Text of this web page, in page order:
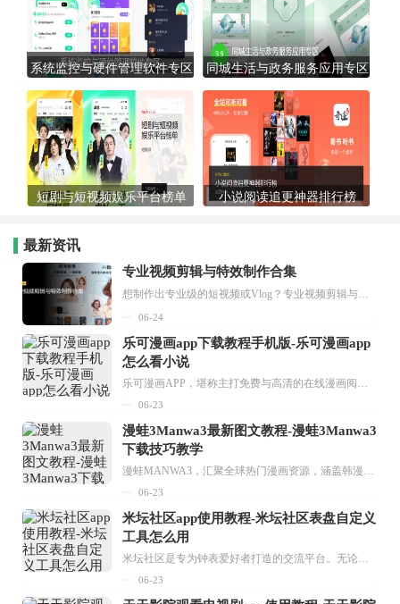
系统监控与硬件管理软件专区 同城生活与政务服务应用专区
短剧与短视频娱乐平台榜单 小说阅读追更神器排行榜
最新资讯
专业视频剪辑与特效制作合集
想制作出专业级的短视频或Vlog？专业视频剪辑与特效制作大全专题为你提供了从剪辑、抠像到特效包装的全套解决方案。无论是添加炫酷的片头、进行精准的视频抠图，还是制...
06-24
乐可漫画app下载教程手机版-乐可漫画app
怎么看小说
乐可漫画APP，堪称主打免费与高清的在线漫画阅读神器。其官方版提供海量完整版漫画资源，无论是国内漫画，还是日漫、韩漫、台漫、美漫等国外漫画，应有尽有，随时供你阅读。只需轻点一下，便能直接进入阅读界面。不仅如此，乐可漫画最新版本更新速度极快，在这里，你总能抢先看到全网一手漫画章节内容！...
06-23
漫蛙3Manwa3最新图文教程-漫蛙3Manwa3
下载技巧教学
漫蛙MANWA3，汇聚全球热门漫画资源，涵盖韩漫、欧美漫画、国漫等多种类型，题材丰富多样，全方位满足用户阅读喜好。它不仅是阅读平台，更是创作平台，为广大用户打造零门槛创作环境。...
06-23
米坛社区app使用教程-米坛社区表盘自定义
工具怎么用
米坛社区是专为钟表爱好者打造的交流平台。无论你是初涉钟表领域的普通爱好者，还是拥有多年收藏经验的资深玩家，都能在此找到属于自己的天地。 无需注册，就能轻松参与其中。通过专业的讨论论坛与丰富的交互功能，你可与世界各地的钟表爱好者畅快交流。若你钟情于钟表，米坛社区无疑是值得一试的理想之选。在这里，你能获取最新的手表资讯，交流见解，提升鉴赏品味，让每一块手表都成为收藏故事中重要的一部分。感兴趣的朋友，不要错过下载机会。...
06-23